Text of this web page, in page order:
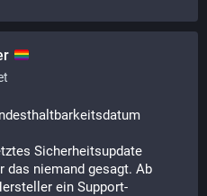
Sicherheitsupdate
das niemand gesagt. Ab
ein Support-